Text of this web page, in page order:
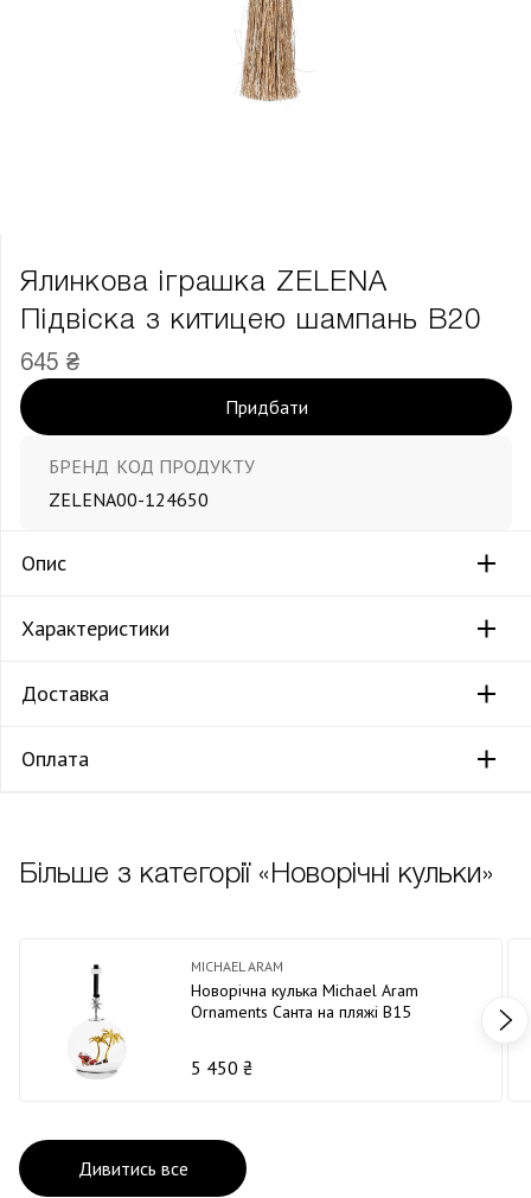
Ялинкова іграшка ZELENA
Підвіска з китицею шампань В20
645 ₴
Придбати
БРЕНД
ZELENA
КОД ПРОДУКТУ
00-124650
Опис
Характеристики
Доставка
Оплата
Більше з категорії «Новорічні кульки»
MICHAEL ARAM
Новорічна кулька Michael Aram
Ornaments Санта на пляжі В15
5 450 ₴
Дивитись все